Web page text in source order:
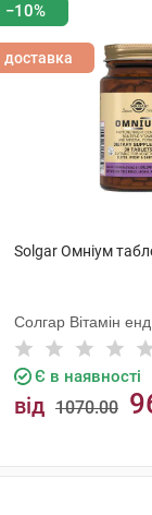
−10%
доставка
Solgar Омніум
Солгар Вітамін
Є в наявності
від 1070.00